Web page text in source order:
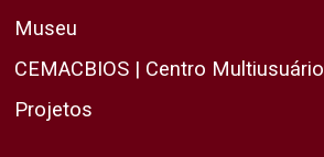
Museu
CEMACBIOS | Centro Multiusuário
Projetos